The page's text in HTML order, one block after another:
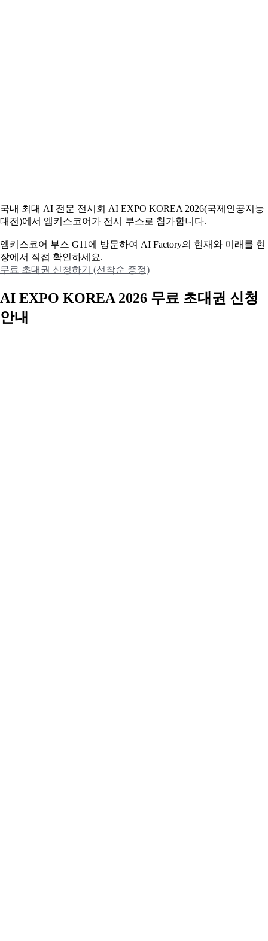
국내 최대 AI 전문 전시회 AI EXPO KOREA 2026(국제인공지능
대전)에서 엠키스코어가 전시 부스로 참가합니다.
엠키스코어 부스 G11에 방문하여 AI Factory의 현재와 미래를 현
장에서 직접 확인하세요.
무료 초대권 신청하기 (선착순 증정)
AI EXPO KOREA 2026 무료 초대권 신청
안내